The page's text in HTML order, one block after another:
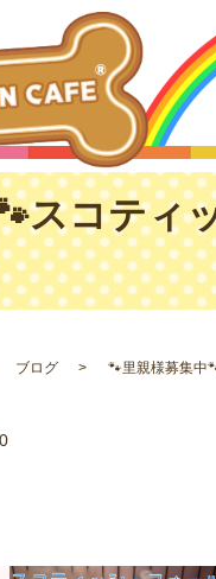
スコティ
ブログ 🐾里親様募集中